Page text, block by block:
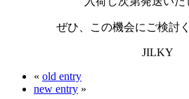
ぜひ、この機会にご検討
JILKY
« old entry
new entry »